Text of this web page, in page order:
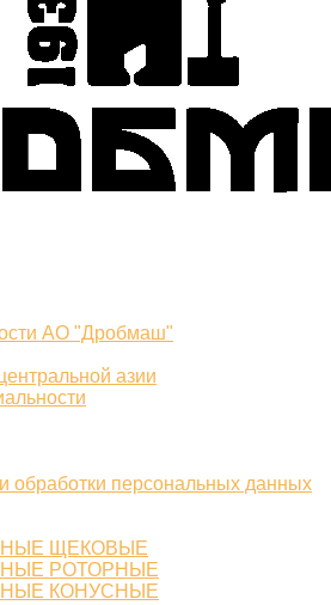
АО "Дробмаш"
азии
обработки персональных данных
ЩЕКОВЫЕ
РОТОРНЫЕ
КОНУСНЫЕ